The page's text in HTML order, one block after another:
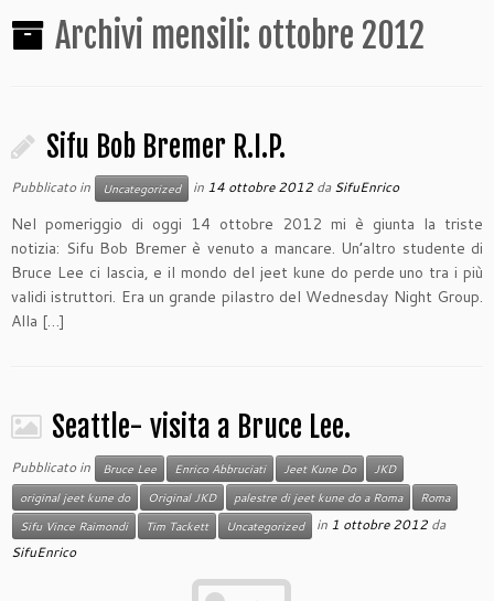
Archivi mensili: ottobre 2012
Sifu Bob Bremer R.I.P.
Pubblicato in Uncategorized in 14 ottobre 2012 daSifuEnrico
Nel pomeriggio di oggi 14 ottobre 2012 mi è giunta la triste
notizia: Sifu Bob Bremer è venuto a mancare. Un’altro studente di
Bruce Lee ci lascia, e il mondo del jeet kune do perde uno tra i più
validi istruttori. Era un grande pilastro del Wednesday Night Group.
Alla […]
Seattle- visita a Bruce Lee.
Pubblicato in Bruce Lee Enrico Abbruciati Jeet Kune Do
JKD
original jeet kune do
Original JKD palestre di jeet kune do a Roma
Roma
Sifu Vince Raimondi
Tim Tackett Uncategorized in 1 ottobre 2012 da
SifuEnrico